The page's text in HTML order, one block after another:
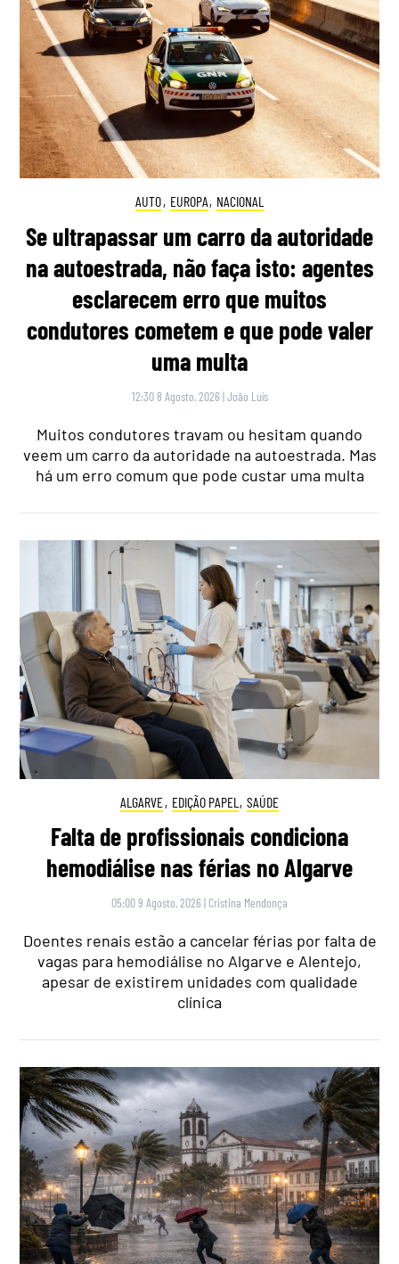
AUTO, EUROPA, NACIONAL
Se ultrapassar um carro da autoridade
na autoestrada, não faça isto: agentes
esclarecem erro que muitos
condutores cometem e que pode valer
uma multa
12:30 8 Agosto, 2026 |João Luís
Muitos condutores travam ou hesitam quando
veem um carro da autoridade na autoestrada. Mas
há um erro comum que pode custar uma multa
ALGARVE, EDIÇÃO PAPEL , SAÚDE
Falta de profissionais condiciona
hemodiálise nas férias no Algarve
05:00 9 Agosto, 2026 | Cristina Mendonça
Doentes renais estão a cancelar férias por falta de
vagas para hemodiálise no Algarve e Alentejo,
apesar de existirem unidades com qualidade
clínica